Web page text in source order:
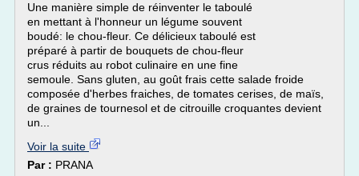
Une manière simple de réinventer le taboulé
en mettant à l'honneur un légume souvent
boudé: le chou-fleur. Ce délicieux taboulé est
préparé à partir de bouquets de chou-fleur
crus réduits au robot culinaire en une fine
semoule. Sans gluten, au goût frais cette salade froide
composée d'herbes fraiches, de tomates cerises, de maïs,
de graines de tournesol et de citrouille croquantes devient
un...
Voir la suite
Par : PRANA